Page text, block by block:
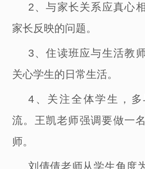
2、与家长关系应真心
家长反映的问题。
3、住读班应与生活教
关心学生的日常生活。
4、关注全体学生，
流。王凯老师强调要做一
师。
刘倩倩老师从学生角度